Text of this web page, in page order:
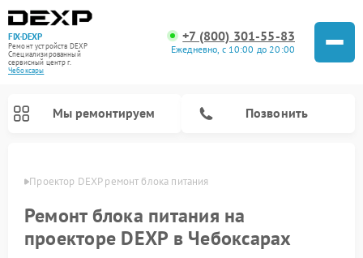
FIX-DEXP
Ремонт устройств DEXP
Специализированный
cервисный центр г.
Чебоксары
+7 (800) 301-55-83
Ежедневно, с 10:00 до 20:00
Мы ремонтируем Позвонить
Проектор DEXP ремонт блока питания
Ремонт блока питания на
проекторе DEXP в Чебоксарах